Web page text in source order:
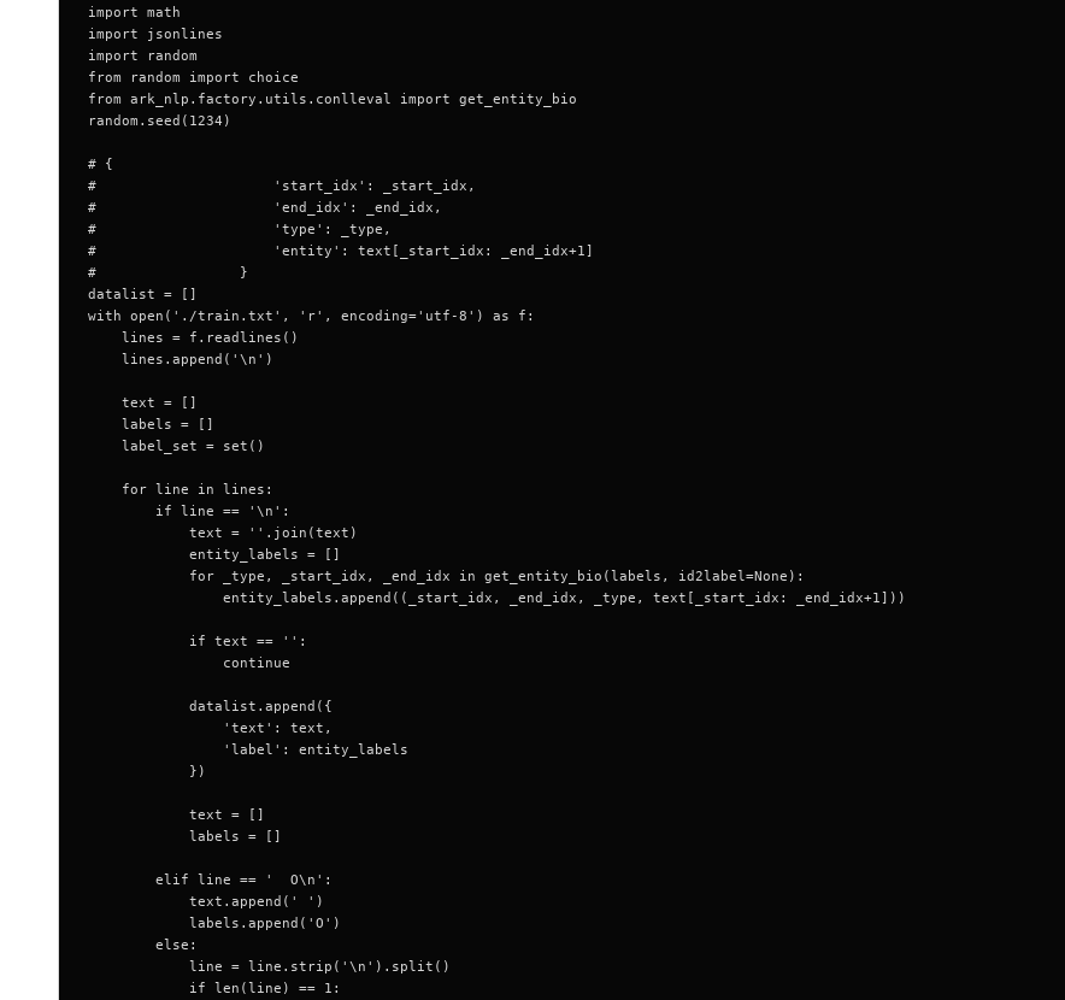
import math
import jsonlines
import random
from random import choice
from ark_nlp.factory.utils.conlleval import get_entity_bio
random.seed(1234)
# {
#                     'start_idx': _start_idx,
#                     'end_idx': _end_idx,
#                     'type': _type,
#                     'entity': text[_start_idx: _end_idx+1]
#                 }
datalist = []
with open('./train.txt', 'r', encoding='utf-8') as f:
    lines = f.readlines()
    lines.append('\n')
    text = []
    labels = []
    label_set = set()
    for line in lines:
        if line == '\n':
            text = ''.join(text)
            entity_labels = []
            for _type, _start_idx, _end_idx in get_entity_bio(labels, id2label=None):
                entity_labels.append((_start_idx, _end_idx, _type, text[_start_idx: _end_idx+1]))
            if text == '':
                continue
            datalist.append({
                'text': text,
                'label': entity_labels
            })
            text = []
            labels = []
        elif line == '  O\n':
            text.append(' ')
            labels.append('O')
        else:
            line = line.strip('\n').split()
            if len(line) == 1: